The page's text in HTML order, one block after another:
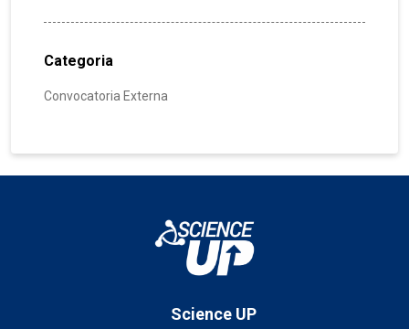
Categoria
Convocatoria Externa
Science UP